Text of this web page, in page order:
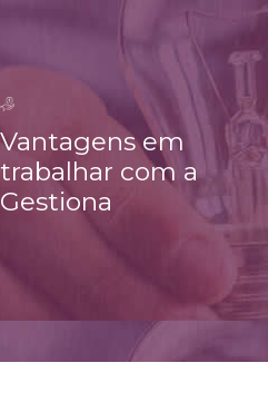
Vantagens em
trabalhar com a
Gestiona